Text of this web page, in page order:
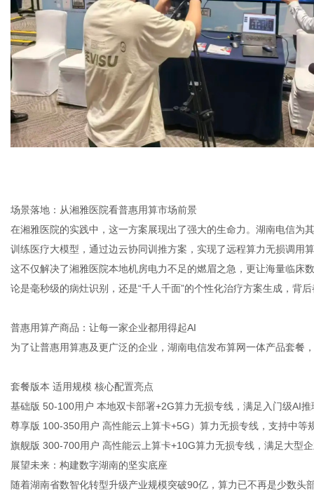
场景落地：从湘雅医院看普惠用算市场前景
在湘雅医院的实践中，这一方案展现出了强大的生命力。湖南电信为
训练医疗大模型，通过边云协同训推方案，实现了远程算力无损调用
这不仅解决了湘雅医院本地机房电力不足的燃眉之急，更让海量临床
论是毫秒级的病灶识别，还是“千人千面”的个性化治疗方案生成，背
普惠用算产商品：让每一家企业都用得起AI
为了让普惠用算惠及更广泛的企业，湖南电信发布算网一体产品套餐
套餐版本 适用规模 核心配置亮点
基础版 50-100用户 本地双卡部署+2G算力无损专线，满足入门级AI推
尊享版 100-350用户 高性能云上算卡+5G）算力无损专线，支持中等
旗舰版 300-700用户 高性能云上算卡+10G算力无损专线，满足大型
展望未来：构建数字湖南的坚实底座
随着湖南省数智化转型升级产业规模突破90亿，算力已不再是少数头